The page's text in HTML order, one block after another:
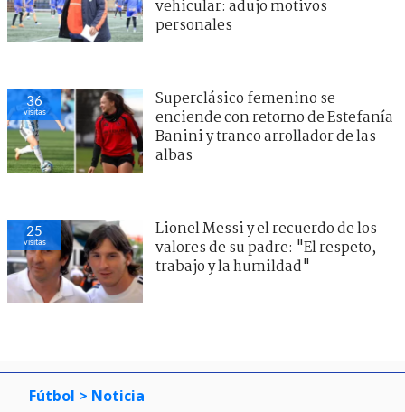
vehicular: adujo motivos
personales
36
visitas
Superclásico femenino se
enciende con retorno de Estefanía
Banini y tranco arrollador de las
albas
25
visitas
Lionel Messi y el recuerdo de los
valores de su padre: "El respeto,
trabajo y la humildad"
Fútbol > Noticia